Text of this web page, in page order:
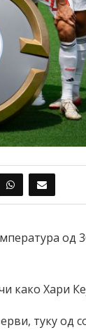
од
како Хари
туку од